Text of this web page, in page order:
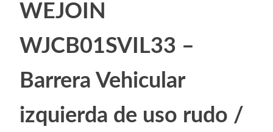
WEJOIN
WJCB01SVIL33 –
Barrera Vehicular
izquierda de uso rudo /